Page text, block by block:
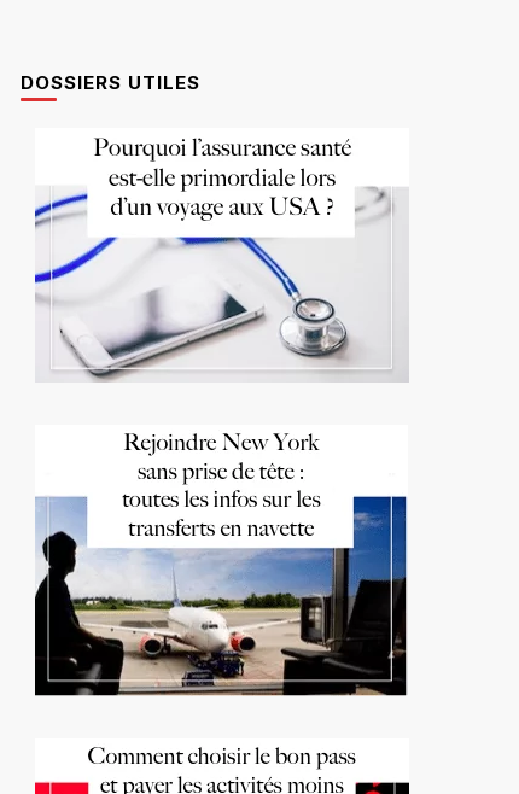
DOSSIERS UTILES